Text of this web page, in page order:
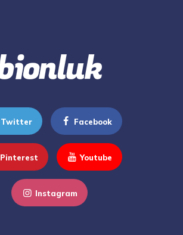
Twitter Facebook
Pinterest Youtube
Instagram